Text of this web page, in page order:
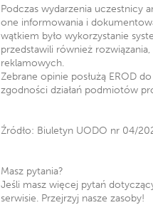
Podczas wydarzenia uczestnicy
one informowania i
wątkiem było wykorzystanie
przedstawili również
reklamowych.
Zebrane opinie posłużą EROD
zgodności działań podmiotów
Źródło: Biuletyn UODO nr 04/
Masz pytania?
Jeśli masz więcej pytań
serwisie. Przejrzyj nasze zasoby!